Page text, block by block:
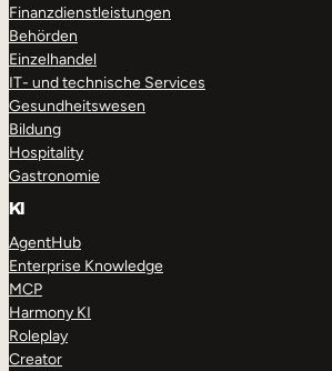
Finanzdienstleistungen
Behörden
Einzelhandel
IT- und technische Services
Gesundheitswesen
Bildung
Hospitality
Gastronomie
KI
AgentHub
Enterprise Knowledge
MCP
Harmony KI
Roleplay
Creator